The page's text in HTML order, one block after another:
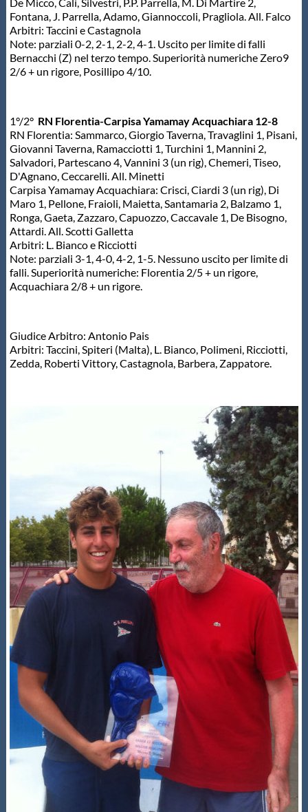
Fontana, J. Parrella, Adamo, Giannoccoli, Pragliola. All. Falco
Arbitri: Taccini e Castagnola
Note: parziali 0-2, 2-1, 2-2, 4-1. Uscito per limite di falli
Bernacchi (Z) nel terzo tempo. Superiorità numeriche Zero9
2/6 + un rigore, Posillipo 4/10.
1°/2° RN Florentia-Carpisa Yamamay Acquachiara 12-8
RN Florentia: Sammarco, Giorgio Taverna, Travaglini 1, Pisani,
Giovanni Taverna, Ramacciotti 1, Turchini 1, Mannini 2,
Salvadori, Partescano 4, Vannini 3 (un rig), Chemeri, Tiseo,
D'Agnano, Ceccarelli. All. Minetti
Carpisa Yamamay Acquachiara: Crisci, Ciardi 3 (un rig), Di
Maro 1, Pellone, Fraioli, Maietta, Santamaria 2, Balzamo 1,
Ronga, Gaeta, Zazzaro, Capuozzo, Caccavale 1, De Bisogno,
Attardi. All. Scotti Galletta
Arbitri: L. Bianco e Ricciotti
Note: parziali 3-1, 4-0, 4-2, 1-5. Nessuno uscito per limite di
falli. Superiorità numeriche: Florentia 2/5 + un rigore,
Acquachiara 2/8 + un rigore.
Giudice Arbitro: Antonio Pais
Arbitri: Taccini, Spiteri (Malta), L. Bianco, Polimeni, Ricciotti,
Zedda, Roberti Vittory, Castagnola, Barbera, Zappatore.